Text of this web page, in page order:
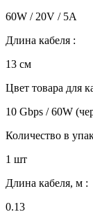
60W / 20V / 5A
Длина кабеля :
13 см
Цвет товара для
10 Gbps / 60W
Количество в
1 шт
Длина кабеля, м :
0.13